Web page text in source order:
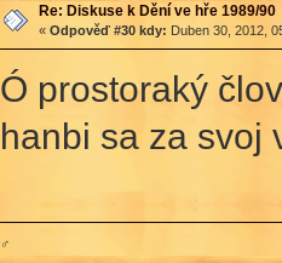
Re: Diskuse k Dění ve hře 1989/90
« Odpověď #30 kdy: Duben 30, 2012,
Ó prostoraký
hanbi sa za
♂